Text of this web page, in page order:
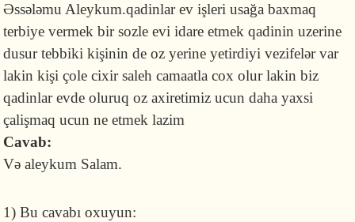
Əssələmu Aleykum.qadinlar ev işleri usağa baxmaq
terbiye vermek bir sozle evi idare etmek qadinin uzerine
dusur tebbiki kişinin de oz yerine yetirdiyi vezifelər var
lakin kişi çole cixir saleh camaatla cox olur lakin biz
qadinlar evde oluruq oz axiretimiz ucun daha yaxsi
çalişmaq ucun ne etmek lazim
Cavab:
Və aleykum Salam.
1) Bu cavabı oxuyun: